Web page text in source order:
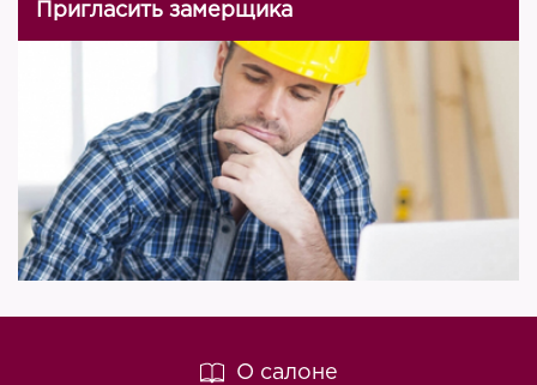
Пригласить замерщика
О салоне